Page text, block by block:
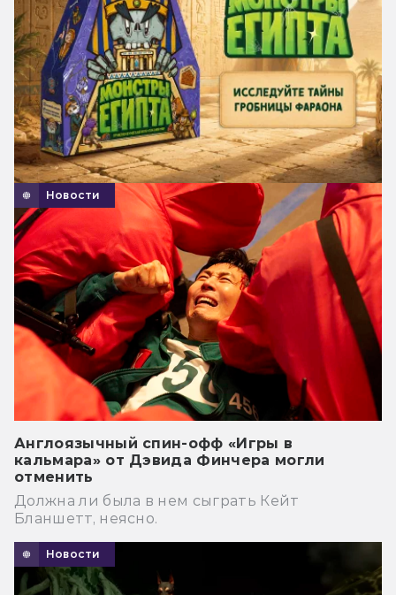
Новости
Англоязычный спин-офф «Игры в
кальмара» от Дэвида Финчера могли
отменить
Должна ли была в нем сыграть Кейт
Бланшетт, неясно.
Новости